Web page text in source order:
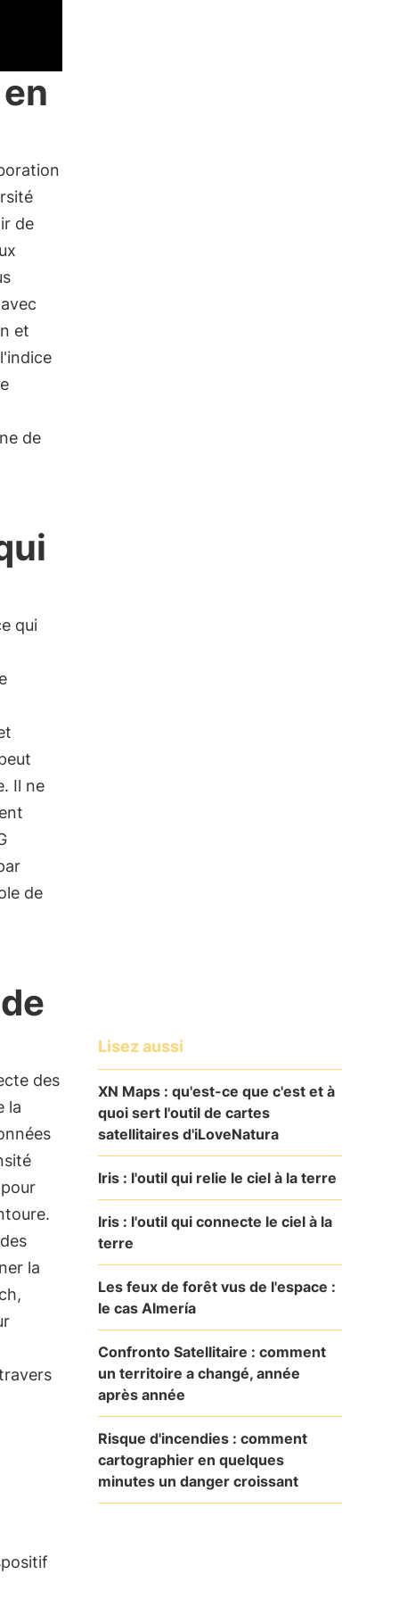
de
et
de
qui
Il ne
de
des
la
la
Lisez aussi
XN Maps : qu'est-ce que c'est et à
quoi sert l'outil de cartes
satellitaires d'iLoveNatura
Iris : l'outil qui relie le ciel à la terre
Iris : l'outil qui connecte le ciel à la
terre
Les feux de forêt vus de l'espace :
le cas Almería
Confronto Satellitaire : comment
un territoire a changé, année
après année
Risque d'incendies : comment
cartographier en quelques
minutes un danger croissant